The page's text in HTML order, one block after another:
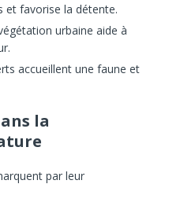
et favorise la détente.
urbaine aide à
accueillent une faune et
la
par leur